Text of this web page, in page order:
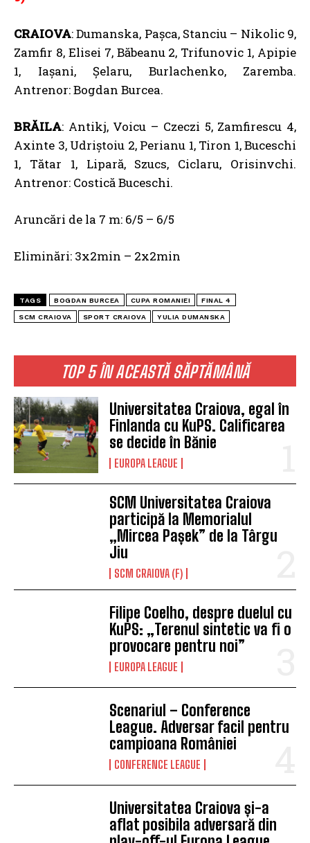
TOP 5 ÎN ACEASTĂ SĂPTĂMÂNĂ
Universitatea Craiova, egal în
Finlanda cu KuPS. Calificarea
se decide în Bănie
EUROPA LEAGUE
SCM Universitatea Craiova
participă la Memorialul
„Mircea Pașek” de la Târgu
Jiu
SCM CRAIOVA (F)
Filipe Coelho, despre duelul cu
KuPS: „Terenul sintetic va fi o
provocare pentru noi”
EUROPA LEAGUE
Scenariul – Conference
League. Adversar facil pentru
campioana României
CONFERENCE LEAGUE
Universitatea Craiova și-a
aflat posibila adversară din
CRAIOVA: Dumanska, Pașca, Stanciu – Nikolic 9,
Zamfir 8, Elisei 7, Băbeanu 2, Trifunovic 1, Apipie
1, Iașani, Șelaru, Burlachenko, Zaremba.
Antrenor: Bogdan Burcea.
BRĂILA: Antikj, Voicu – Czeczi 5, Zamfirescu 4,
Axinte 3, Udriștoiu 2, Perianu 1, Tiron 1, Buceschi
1, Tătar 1, Lipară, Szucs, Ciclaru, Orisinvchi.
Antrenor: Costică Buceschi.
Aruncări de la 7 m: 6/5 – 6/5
Eliminări: 3x2min – 2x2min
TAGS BOGDAN BURCEA CUPA ROMANIEI FINAL 4
SCM CRAIOVA SPORT CRAIOVA YULIA DUMANSKA